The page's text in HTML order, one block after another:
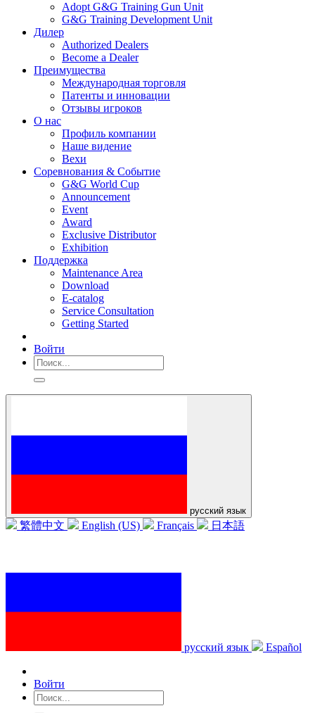
Adopt G&G Training Gun Unit
G&G Training Development Unit
Дилер
Authorized Dealers
Become a Dealer
Преимущества
Международная торговля
Патенты и инновации
Отзывы игроков
О нас
Профиль компании
Наше видение
Вехи
Соревнования & Событие
G&G World Cup
Announcement
Event
Award
Exclusive Distributor
Exhibition
Поддержка
Maintenance Area
Download
E-catalog
Service Consultation
Getting Started
Войти
русский язык
繁體中文 English (US) Français 日本語
русский язык Español
Войти